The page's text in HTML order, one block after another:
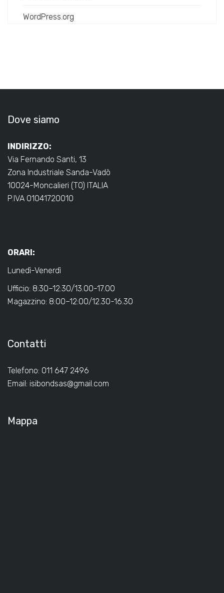
WordPress.org
Dove siamo
INDIRIZZO:
Via Fernando Santi, 13
Zona Industriale Sanda-Vadò
10024-Moncalieri (TO) ITALIA
P.IVA 01041720010
ORARI:
Lunedì-Venerdì
Ufficio: 8:30–12:30/13.00-17.00
Magazzino: 8:00–12:00/12.30-16.30
Contatti
Telefono: 011 647 2496
Email: isibondsas@gmail.com
Mappa